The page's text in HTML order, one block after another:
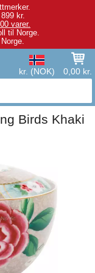
kr.
varer.
til Norge.
kr. (NOK) 0,00 kr.
Birds Khaki